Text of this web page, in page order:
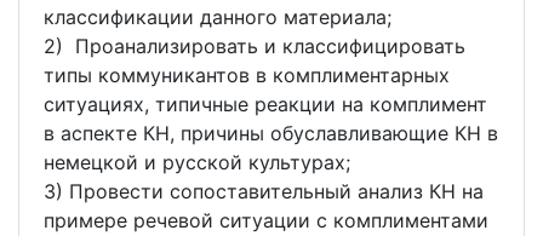
классификации данного материала;
2) Проанализировать и классифицировать
типы коммуникантов в комплиментарных
ситуациях, типичные реакции на комплимент
в аспекте КН, причины обуславливающие КН в
немецкой и русской культурах;
3) Провести сопоставительный анализ КН на
примере речевой ситуации с комплиментами